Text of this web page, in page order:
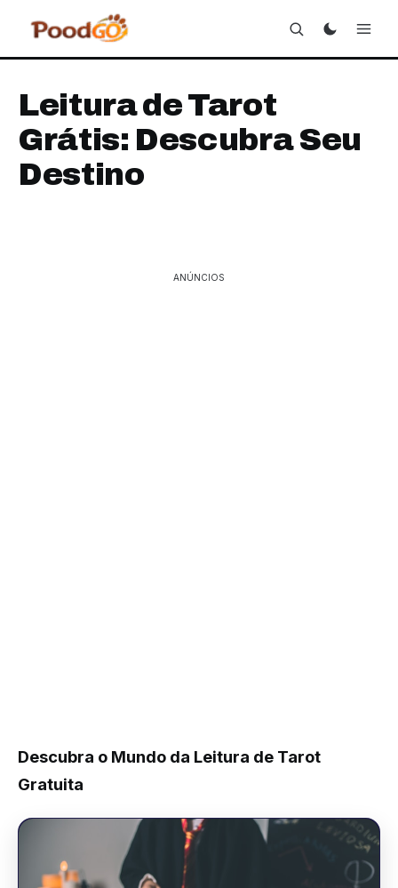
Leitura de Tarot
Grátis: Descubra Seu
Destino
ANÚNCIOS
Descubra o Mundo da Leitura de Tarot
Gratuita